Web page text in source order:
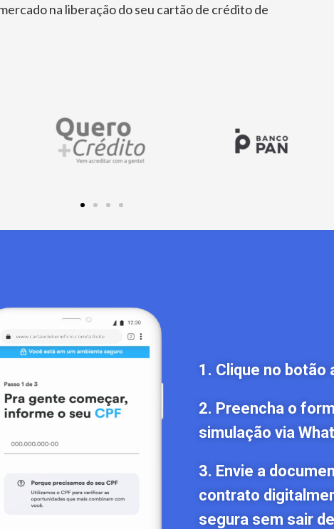
na liberação do seu cartão de crédito de
1. Clique no botão
2. Preencha o
simulação via
3. Envie a
contrato
segura sem sair